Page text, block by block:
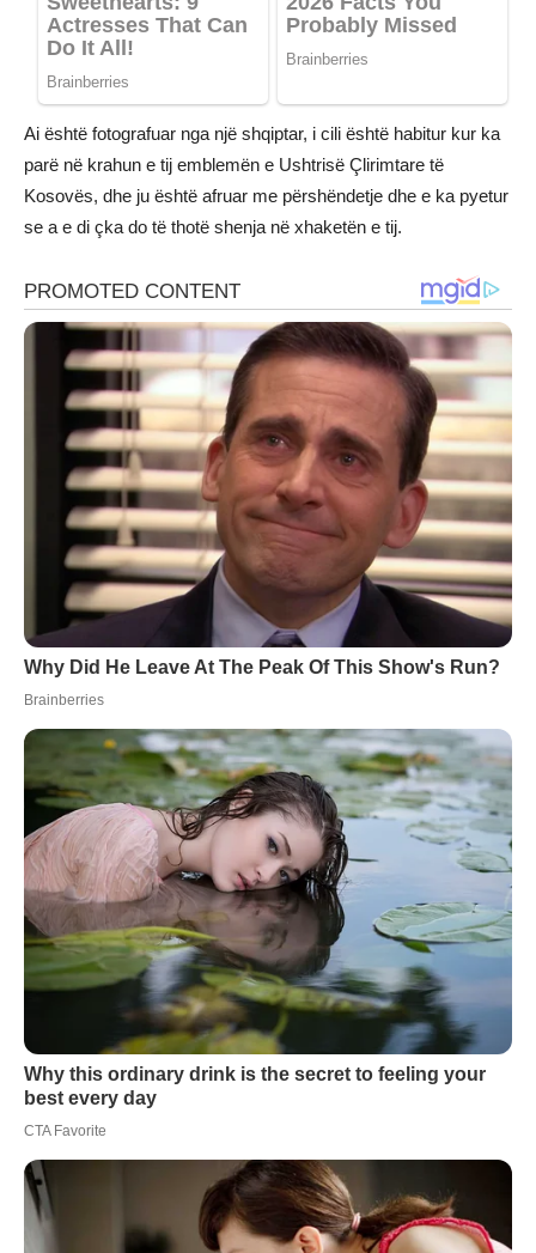
Ai është fotografuar nga një shqiptar, i cili është habitur kur ka
parë në krahun e tij emblemën e Ushtrisë Çlirimtare të
Kosovës, dhe ju është afruar me përshëndetje dhe e ka pyetur
se a e di çka do të thotë shenja në xhaketën e tij.